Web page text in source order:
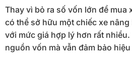
Thay vì bỏ ra số vốn lớn để mua
có thể sở hữu một chiếc xe
với mức giá hợp lý hơn rất
nguồn vốn mà vẫn đảm bảo